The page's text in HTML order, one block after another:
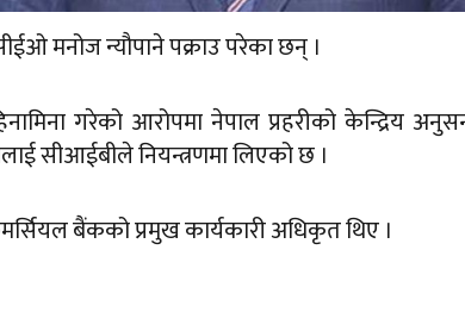
मनोज न्यौपाने पक्राउ परेका छन् ।
गरेको आरोपमा नेपाल प्रहरीको केन्द्रिय
सीआईबीले नियन्त्रणमा लिएको छ ।
बैंकको प्रमुख कार्यकारी अधिकृत थिए ।